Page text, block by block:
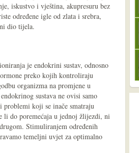
iskustvo i vještina, akupresuru bez
određene igle od zlata i srebra,
dio tijela.
je endokrini sustav, odnosno
preko kojih kontroliraju
organizma na promjene u
sustava ne ovisi samo
problemi koji se inače smatraju
li do poremećaja u jednoj žlijezdi, ni
Stimuliranjem određenih
temeljni uvjet za optimalno